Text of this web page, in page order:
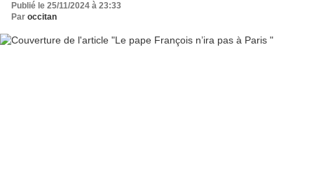
Publié le 25/11/2024 à 23:33
Par occitan